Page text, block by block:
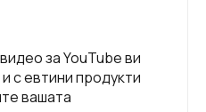
за YouTube ви
с евтини продукти
вашата